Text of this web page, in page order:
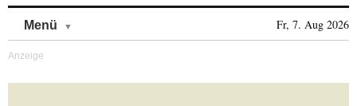
Menü Fr, 7. Aug 2026